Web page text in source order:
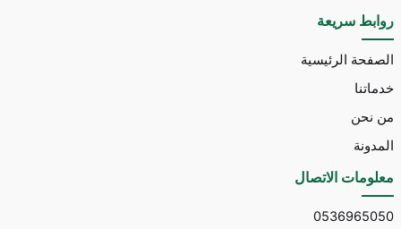
روابط سريعة
الصفحة الرئيسية
خدماتنا
من نحن
المدونة
معلومات الاتصال
0536965050